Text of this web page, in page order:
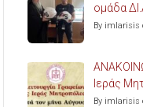
ομάδα
By imlarisis
Ιεράς
By imlarisis